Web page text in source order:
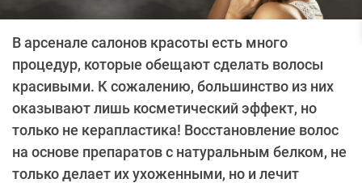
В арсенале салонов красоты есть много
процедур, которые обещают сделать волосы
красивыми. К сожалению, большинство из них
оказывают лишь косметический эффект, но
только не керапластика! Восстановление волос
на основе препаратов с натуральным белком, не
только делает их ухоженными, но и лечит